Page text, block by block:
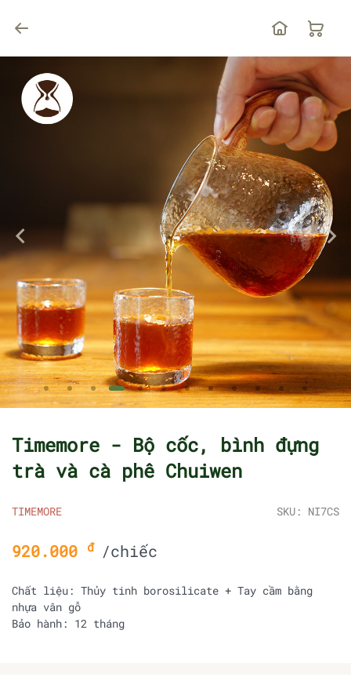
Timemore - Bộ cốc, bình đựng
trà và cà phê Chuiwen
TIMEMORE SKU: NI7CS
920.000 đ /chiếc
Chất liệu: Thủy tinh borosilicate + Tay cầm bằng
nhựa vân gỗ
Bảo hành: 12 tháng